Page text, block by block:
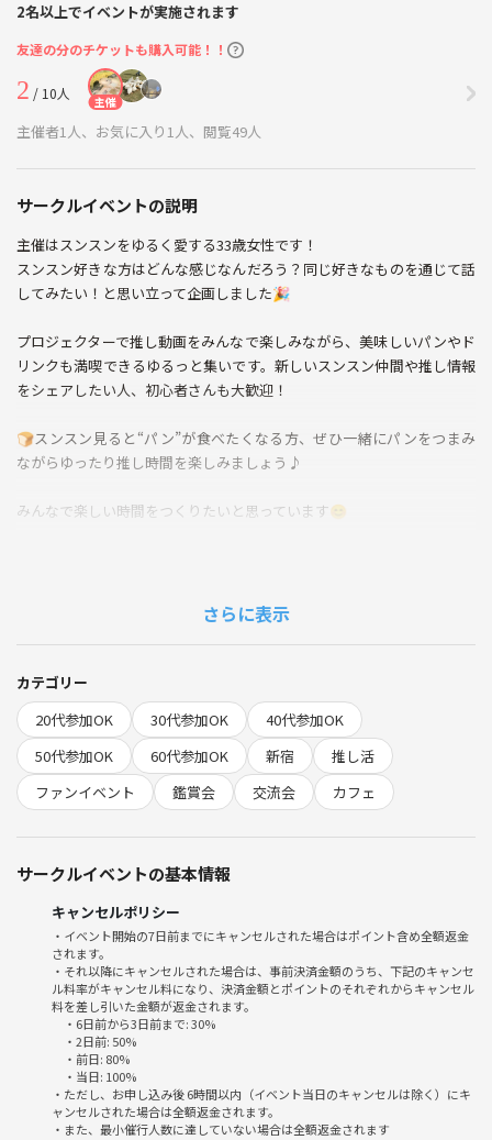
2名以上でイベントが実施されます
友達の分のチケットも購入可能！！
2 / 10人 主催
主催者1人、お気に入り1人、閲覧49人
サークルイベントの説明
主催はスンスンをゆるく愛する33歳女性です！
スンスン好きな方はどんな感じなんだろう？同じ好きなものを通じて話
してみたい！と思い立って企画しました🎉
プロジェクターで推し動画をみんなで楽しみながら、美味しいパンやド
リンクも満喫できるゆるっと集いです。新しいスンスン仲間や推し情報
をシェアしたい人、初心者さんも大歓迎！
🍞スンスン見ると“パン”が食べたくなる方、ぜひ一緒にパンをつまみ
ながらゆったり推し時間を楽しみましょう♪
みんなで楽しい時間をつくりたいと思っています😊
🌱グッズのお披露目など、したいことあれば自由に持ち込み、提案して
ください♪
⚠️注意事項⚠️
下記の行為はご遠慮ください。
・勧誘・営業・告知・引き抜き・しつこいナンパ・暴言など
サークルやイベントの輪を乱す行動をする方、運営側の指示に従ってい
は、参加をお断りする場合がございます。
私自身ゆる推し活なので、楽しくてゆるい“推し活仲間”とパン片手に盛
り上がりませんか？ご参加お待ちしています🎈
さらに表示
カテゴリー
20代参加OK
30代参加OK
40代参加OK
50代参加OK
60代参加OK 新宿
推し活
ファンイベント
鑑賞会 交流会 カフェ
サークルイベントの基本情報
キャンセルポリシー
・イベント開始の7日前までにキャンセルされた場合はポイント含め全額返金
されます。
・それ以降にキャンセルされた場合は、事前決済金額のうち、下記のキャンセ
ル料率がキャンセル料になり、決済金額とポイントのそれぞれからキャンセル
料を差し引いた金額が返金されます。
・6日前から3日前まで: 30%
・2日前: 50%
・前日: 80%
・当日: 100%
・ただし、お申し込み後 6時間以内（イベント当日のキャンセルは除く）にキ
ャンセルされた場合は全額返金されます。
・また、最小催行人数に達していない場合は全額返金されます